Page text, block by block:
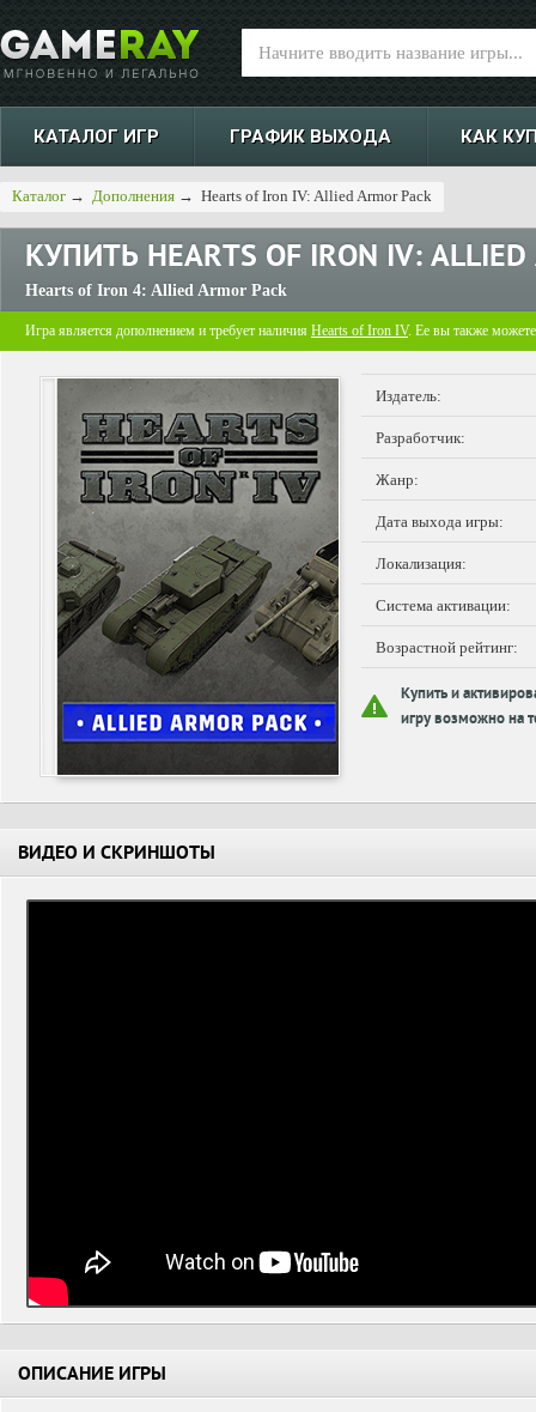
КАТАЛОГ ИГР ГРАФИК ВЫХОДА КАК
Каталог → Дополнения → Hearts of Iron IV: Allied Armor Pack
КУПИТЬ HEARTS OF IRON IV:
Hearts of Iron 4: Allied Armor Pack
Игра является дополнением и требует наличия Hearts of Iron IV. Ее вы также
Издатель:
Разработчик:
Жанр:
Дата выхода игры:
Локализация:
Система активации:
Возрастной рейтинг:
Купить и
игру возможно на
ВИДЕО И СКРИНШОТЫ
ОПИСАНИЕ ИГРЫ